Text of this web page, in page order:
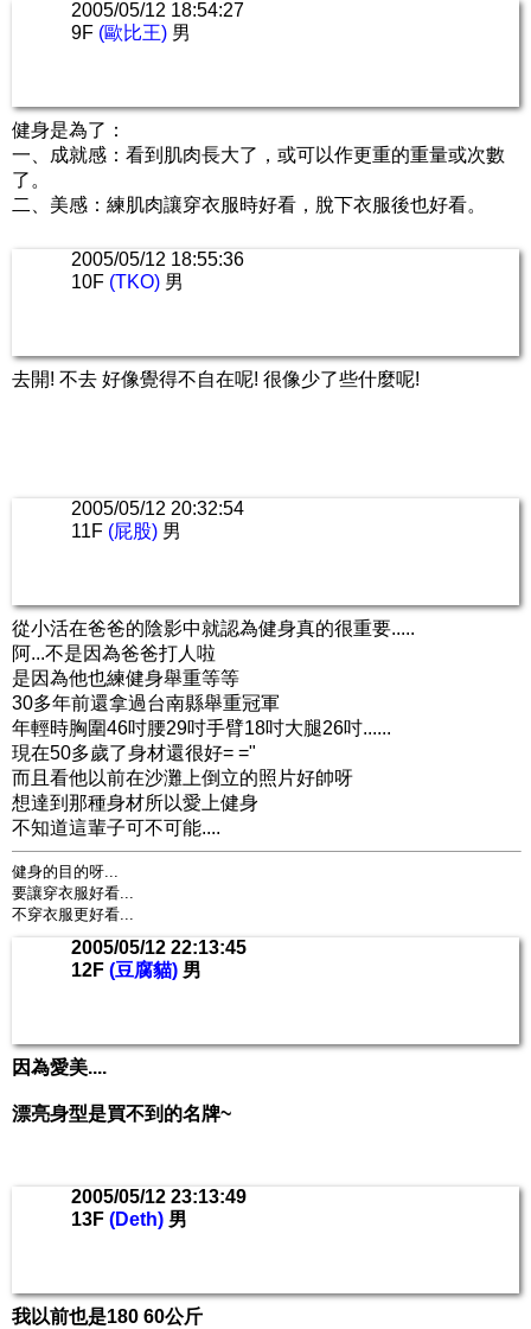
2005/05/12 18:54:27
9F (歐比王) 男
健身是為了：
一、成就感：看到肌肉長大了，或可以作更重的重量或次數
了。
二、美感：練肌肉讓穿衣服時好看，脫下衣服後也好看。
2005/05/12 18:55:36
10F (TKO) 男
去開! 不去 好像覺得不自在呢! 很像少了些什麼呢!
2005/05/12 20:32:54
11F (屁股) 男
從小活在爸爸的陰影中就認為健身真的很重要.....
阿...不是因為爸爸打人啦
是因為他也練健身舉重等等
30多年前還拿過台南縣舉重冠軍
年輕時胸圍46吋腰29吋手臂18吋大腿26吋......
現在50多歲了身材還很好= ="
而且看他以前在沙灘上倒立的照片好帥呀
想達到那種身材所以愛上健身
不知道這輩子可不可能....
健身的目的呀...
要讓穿衣服好看...
不穿衣服更好看...
2005/05/12 22:13:45
12F (豆腐貓) 男
因為愛美....
漂亮身型是買不到的名牌~
2005/05/12 23:13:49
13F (Deth) 男
我以前也是180 60公斤